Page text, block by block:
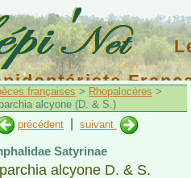
françaises > Rhopalocères >
alcyone (D. & S.)
précédent
suivant
Satyrinae
alcyone D. & S.